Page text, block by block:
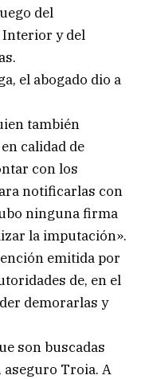
del
Interior y del
el abogado dio a
también
calidad de
con los
notificarlas con
ninguna firma
la imputación».
emitida por
de, en el
demorarlas y
son buscadas
aseguro Troia. A